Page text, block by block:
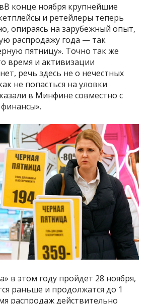
конце ноября крупнейшие
и ретейлеры теперь
опираясь на зарубежный опыт,
распродажу года — так
пятницу». Точно так же
время и активизации
речь здесь не о нечестных
не попасться на уловки
в Минфине совместно с
в этом году пройдет 28 ноября,
раньше и продолжатся до 1
распродаж действительно